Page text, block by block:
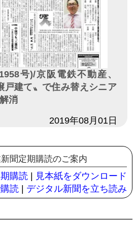
号)/京阪電鉄不動産、
戸建て〟で住み替えシニア
消
2019年08月01日
聞定期購読のご案内
購読
見本紙をダウンロード
読
デジタル新聞を立ち読み